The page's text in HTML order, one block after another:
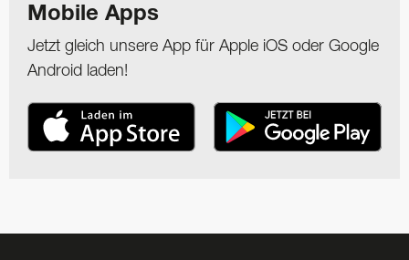
Mobile Apps
Jetzt gleich unsere App für Apple iOS oder Google
Android laden!